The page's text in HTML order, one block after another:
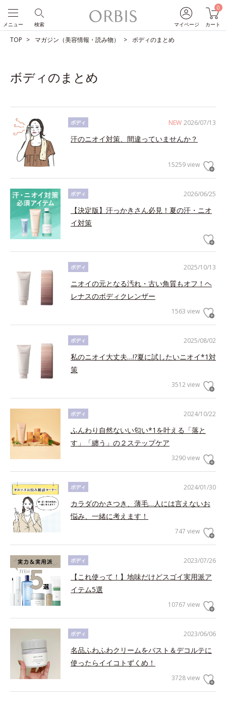
マイページ
0
カート
検索
メニュー
TOP マガジン（美容情報・読み物） ボディのまとめ
ボディのまとめ
NEW 2026/07/13
ボディ
汗のニオイ対策、間違っていませんか？
15259 view
2026/06/25
ボディ
【決定版】汗っかきさん必見！夏の汗・ニオ
イ対策
2025/10/13
ボディ
ニオイの元となる汚れ・古い角質もオフ！ヘ
レナスのボディクレンザー
1563 view
2025/08/02
ボディ
私のニオイ大丈夫…!?夏に試したいニオイ*1対
策
3512 view
2024/10/22
ボディ
ふんわり自然ないい匂い*1を叶える「落と
す」「纏う」の２ステップケア
3290 view
2024/01/30
ボディ
カラダのかさつき、薄毛…人には言えないお
悩み、一緒に考えます！
747 view
2023/07/26
ボディ
【これ使って！】地味だけどスゴイ実用派ア
イテム5選
10767 view
2023/06/06
ボディ
名品ふわふわクリームをバスト＆デコルテに
使ったらイイコトずくめ！
3728 view